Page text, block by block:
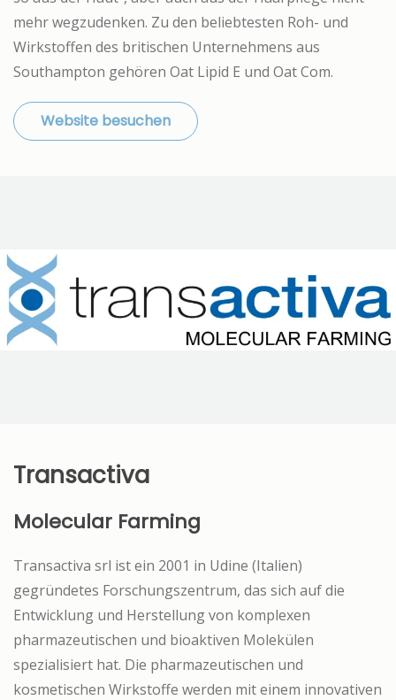
mehr wegzudenken. Zu den beliebtesten Roh- und
Wirkstoffen des britischen Unternehmens aus
Southampton gehören Oat Lipid E und Oat Com.
Website besuchen
Transactiva
Molecular Farming
Transactiva srl ist ein 2001 in Udine (Italien)
gegründetes Forschungszentrum, das sich auf die
Entwicklung und Herstellung von komplexen
pharmazeutischen und bioaktiven Molekülen
spezialisiert hat. Die pharmazeutischen und
kosmetischen Wirkstoffe werden mit einem innovativen